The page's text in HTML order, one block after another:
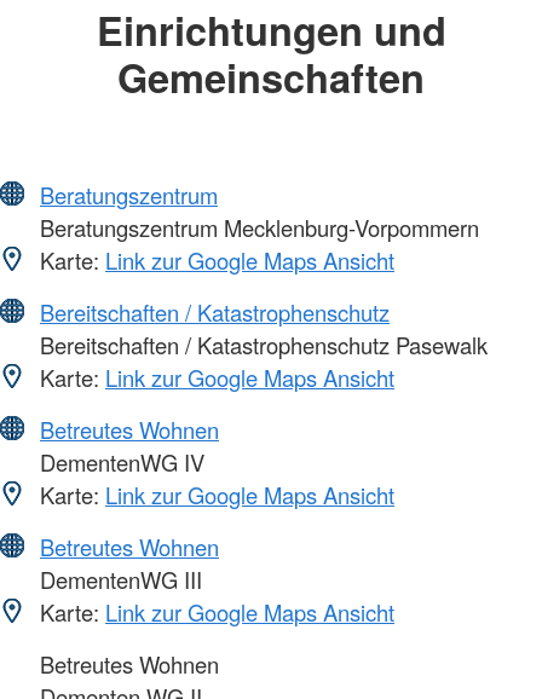
Einrichtungen und
Gemeinschaften
Beratungszentrum
Beratungszentrum Mecklenburg-Vorpommern
Karte: Link zur Google Maps Ansicht
Bereitschaften / Katastrophenschutz
Bereitschaften / Katastrophenschutz Pasewalk
Karte: Link zur Google Maps Ansicht
Betreutes Wohnen
DementenWG IV
Karte: Link zur Google Maps Ansicht
Betreutes Wohnen
DementenWG III
Karte: Link zur Google Maps Ansicht
Betreutes Wohnen